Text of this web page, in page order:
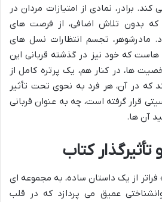
برادر، نمادی از امتیازات مردان در
بدون تلاش اضافی، از فرصت های
مادرشوهر، تجسم انتظارات نسل های
که خود نیز در گذشته قربانی این
ها، در کنار هم، یک پرتره کامل از
که در آن، هر فرد به نحوی تحت تأثیر
قرار گرفته است، چه به عنوان قربانی
آن ها.
کتاب
جی یونگ متولد ۱۹۸۲» فراتر از یک داستان ساده، به مجموعه ای
عمیق می پردازد که در قلب